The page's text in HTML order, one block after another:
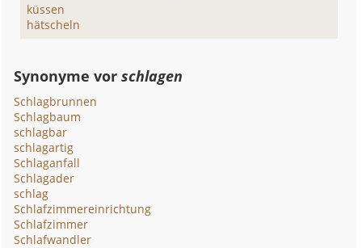
küssen
hätscheln
Synonyme vorschlagen
Schlagbrunnen
Schlagbaum
schlagbar
schlagartig
Schlaganfall
Schlagader
schlag
Schlafzimmereinrichtung
Schlafzimmer
Schlafwandler